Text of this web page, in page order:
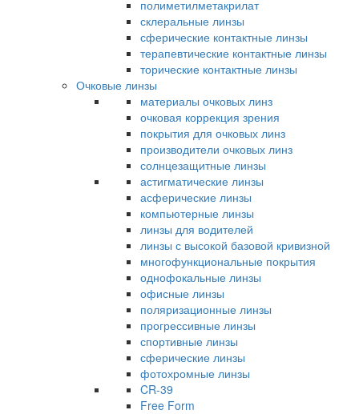
полиметилметакрилат
склеральные линзы
сферические контактные линзы
терапевтические контактные линзы
торические контактные линзы
Очковые линзы
материалы очковых линз
очковая коррекция зрения
покрытия для очковых линз
производители очковых линз
солнцезащитные линзы
астигматические линзы
асферические линзы
компьютерные линзы
линзы для водителей
линзы с высокой базовой кривизной
многофункциональные покрытия
однофокальные линзы
офисные линзы
поляризационные линзы
прогрессивные линзы
спортивные линзы
сферические линзы
фотохромные линзы
CR-39
Free Form